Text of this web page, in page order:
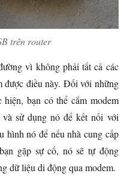
trên router
vì không phải tất cả các
được điều này. Đối với những
bạn có thể cắm modem
sử dụng nó để kết nối với
hình nó để nếu nhà cung cấp
gặp sự cố, nó sẽ tự động
dữ liệu di động qua modem.